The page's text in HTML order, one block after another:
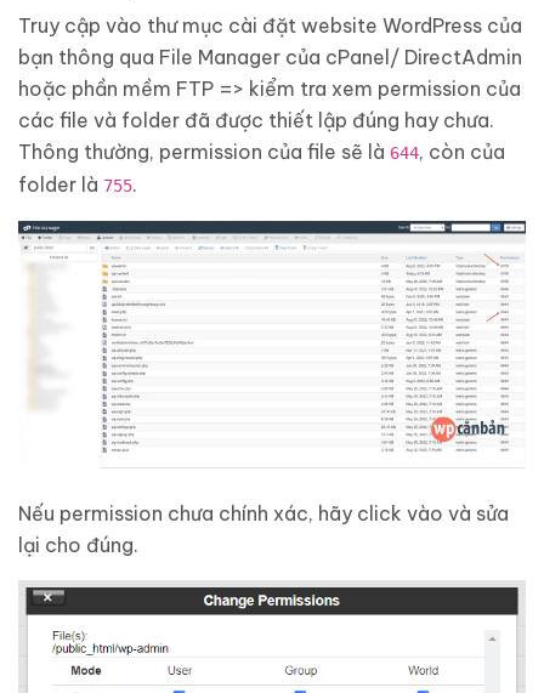
Truy cập vào thư mục cài đặt website WordPress của
bạn thông qua File Manager của cPanel/ DirectAdmin
hoặc phần mềm FTP => kiểm tra xem permission của
các file và folder đã được thiết lập đúng hay chưa.
Thông thường, permission của file sẽ là 644, còn của
folder là 755.
Nếu permission chưa chính xác, hãy click vào và sửa
lại cho đúng.